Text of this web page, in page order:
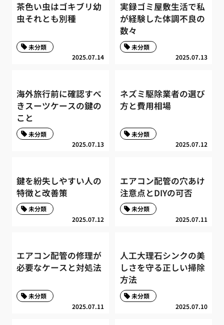
茶色い虫はゴキブリ幼
虫それとも別種
2025.07.14
未分類
実録ゴミ屋敷生活で私
が経験した体調不良の
数々
2025.07.13
未分類
海外旅行前に確認すべ
きスーツケースの鍵の
こと
2025.07.13
未分類
ネズミ駆除業者の選び
方と費用相場
2025.07.12
未分類
鍵を紛失しやすい人の
特徴と改善策
2025.07.12
未分類
エアコン配管の穴あけ
注意点とDIYの可否
2025.07.11
未分類
エアコン配管の修理が
必要なケースと対処法
2025.07.11
未分類
人工大理石シンクの美
しさを守る正しい掃除
方法
2025.07.10
未分類